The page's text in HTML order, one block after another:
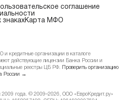
соглашение
Карта МФО
и кредитные организации в каталоге
действующие лицензии Банка России и
реестры ЦБ РФ.
Проверить организацию
России →
2009 года. © 2009–2026, ООО «ЕвроКредит.ру»